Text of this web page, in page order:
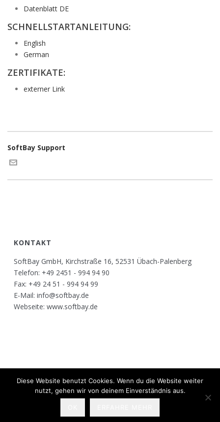
Datenblatt DE
SCHNELLSTARTANLEITUNG:
English
German
ZERTIFIKATE:
externer Link
SoftBay Support
KONTAKT
SoftBay GmbH, Kirchstraße 16, 52531 Übach-Palenberg
Telefon: +49 2451 - 994 94 90
Fax: +49 24 51 - 994 94 99
E-Mail: info@softbay.de
Webseite: www.softbay.de
Kontakt
Diese Website benutzt Cookies. Wenn du die Website weiter
nutzt, gehen wir von deinem Einverständnis aus.